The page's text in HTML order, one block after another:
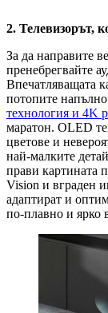
2. Телевизорът,
За да направите
пренебрегвайте
Впечатляващата
потопите
технология и 4K
маратон. OLED
цветове и
най-малките
прави картината
Vision и вграден
адаптират и
по-плавно и ярко